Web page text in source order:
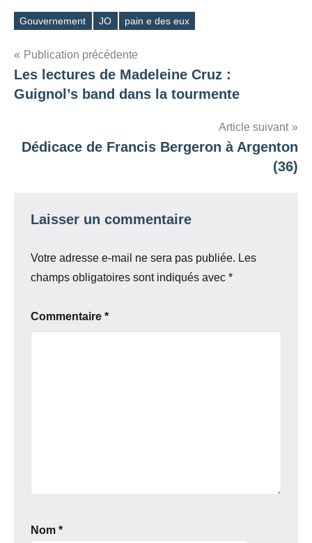
Étiquettes
Gouvernement JO pain e des eux
Navigation
de
Publication précédente
Les lectures de Madeleine Cruz :
Guignol’s band dans la tourmente
Article suivant
Dédicace de Francis Bergeron à Argenton
(36)
Laisser un commentaire
Votre adresse e-mail ne sera pas publiée. Les
champs obligatoires sont indiqués avec *
Commentaire *
Nom *